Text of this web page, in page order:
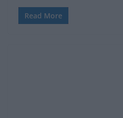
Read More